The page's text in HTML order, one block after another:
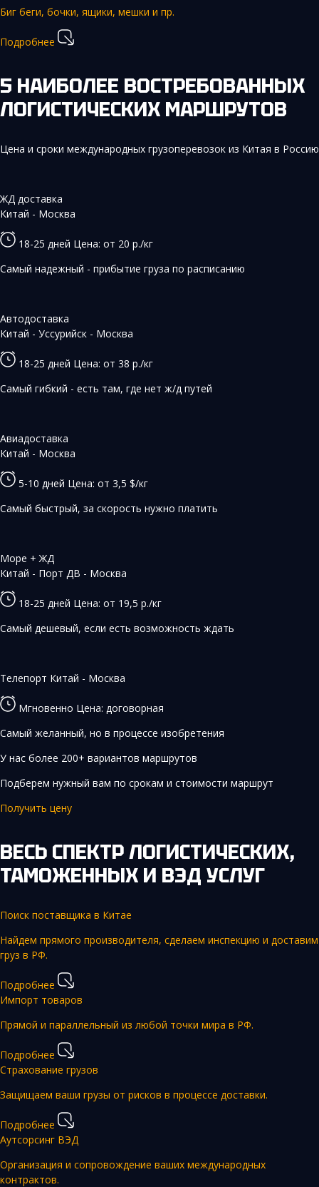
Биг беги, бочки, ящики, мешки и пр.
Подробнее
5 НАИБОЛЕЕ ВОСТРЕБОВАННЫХ
ЛОГИСТИЧЕСКИХ МАРШРУТОВ
Цена и сроки международных грузоперевозок из Китая в Россию
ЖД доставка
Китай - Москва
18-25 дней Цена: от 20 р./кг
Самый надежный - прибытие груза по расписанию
Автодоставка
Китай - Уссурийск - Москва
18-25 дней Цена: от 38 р./кг
Самый гибкий - есть там, где нет ж/д путей
Авиадоставка
Китай - Москва
5-10 дней Цена: от 3,5 $/кг
Самый быстрый, за скорость нужно платить
Море + ЖД
Китай - Порт ДВ - Москва
18-25 дней Цена: от 19,5 р./кг
Самый дешевый, если есть возможность ждать
Телепорт Китай - Москва
Мгновенно Цена: договорная
Самый желанный, но в процессе изобретения
У нас более 200+ вариантов маршрутов
Подберем нужный вам по срокам и стоимости маршрут
Получить цену
ВЕСЬ СПЕКТР ЛОГИСТИЧЕСКИХ,
ТАМОЖЕННЫХ И ВЭД УСЛУГ
Поиск поставщика в Китае
Найдем прямого производителя, сделаем инспекцию и доставим
груз в РФ.
Подробнее
Импорт товаров
Прямой и параллельный из любой точки мира в РФ.
Подробнее
Страхование грузов
Защищаем ваши грузы от рисков в процессе доставки.
Подробнее
Аутсорсинг ВЭД
Организация и сопровождение ваших международных
контрактов.